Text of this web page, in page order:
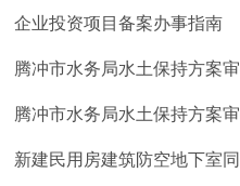
企业投资项目备案办事指南
腾冲市水务局水土保持方案
腾冲市水务局水土保持方案
新建民用房建筑防空地下室